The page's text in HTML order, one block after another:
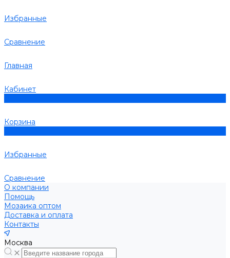
Избранные
Сравнение
Главная
Кабинет
Корзина
Избранные
Сравнение
О компании
Помощь
Мозаика оптом
Доставка и оплата
Контакты
Москва